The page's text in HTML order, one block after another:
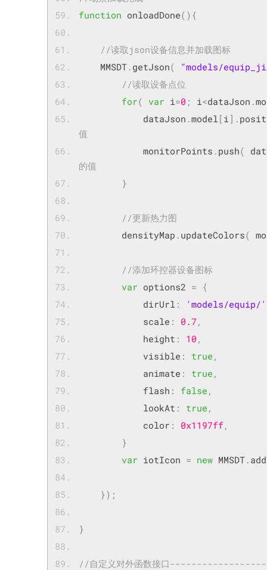
function onloadDone(){
//读取json设备信息并加载图标
	MMSDT
. getJson(
"models/
//读取设备点位
for( var i=0 ; i<dataJson .
            dataJson
.model [ i ].
值
        	monitorPoints
. push(
的值
}
//更新热力图
        densityMap
. updateColors(
//添加环控器设备图标
var options2 = {
	        dirUrl
: 'models/equip/'
	        scale
: 0.7 ,
	        height
: 10 ,
	        visible
: true ,
	        animate
: true ,
	        flash
: false ,
	        lookAt
: true ,
	        color
: 0x1197ff,
}
var iotIcon = new MMSDT.
});
}
//自定义对外函数接口